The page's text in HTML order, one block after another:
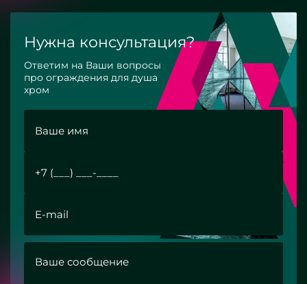
Нужна консультация?
Ответим на Ваши вопросы
про ограждения для душа
хром